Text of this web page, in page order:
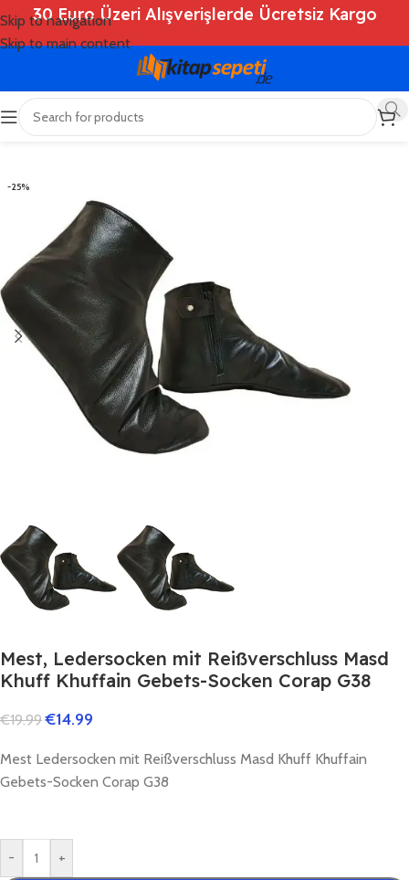
Skip to navigation
Skip to main content
30 Euro Üzeri Alışverişlerde Ücretsiz Kargo
Ana Sayfa Shop
-25%
Mest, Ledersocken mit Reißverschluss Masd
Khuff Khuffain Gebets-Socken Corap G38
€19.99 €14.99
Mest Ledersocken mit Reißverschluss Masd Khuff Khuffain
Gebets-Socken Corap G38
- +